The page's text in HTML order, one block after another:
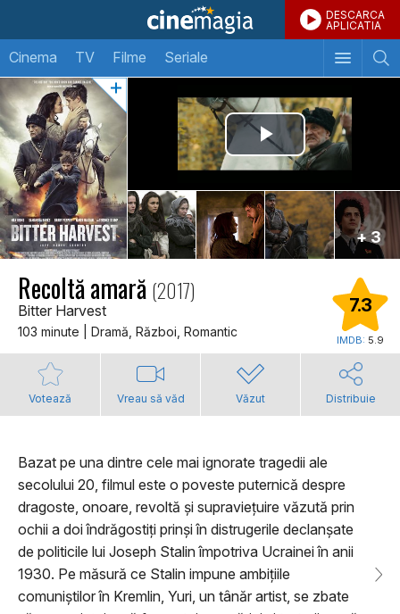
DESCARCA
APLICATIA
Cinema TV Filme Seriale
+ 3
Recoltă amară (2017)
Bitter Harvest
103 minute | Dramă, Război, Romantic
7.3
IMDB: 5.9
Votează Vreau să văd Văzut Distribuie
Bazat pe una dintre cele mai ignorate tragedii ale
secolului 20, filmul este o poveste puternică despre
dragoste, onoare, revoltă și supraviețuire văzută prin
ochii a doi îndrăgostiți prinși în distrugerile declanșate
de politicile lui Joseph Stalin împotriva Ucrainei în anii
1930. Pe măsură ce Stalin impune ambițiile
comuniștilor în Kremlin, Yuri, un tânăr artist, se zbate